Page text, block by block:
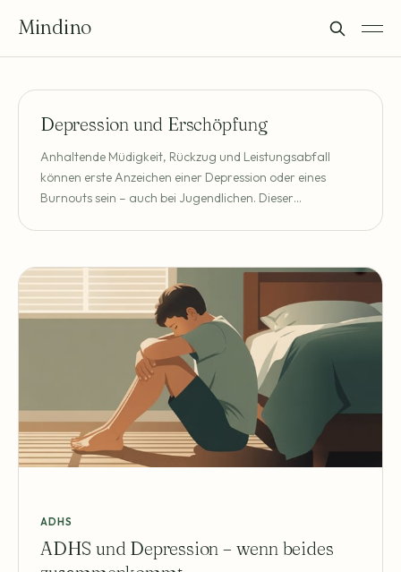
Mindino
Depression und Erschöpfung
Anhaltende Müdigkeit, Rückzug und Leistungsabfall
können erste Anzeichen einer Depression oder eines
Burnouts sein – auch bei Jugendlichen. Dieser
ebnen können.
ADHS
ADHS und Depression – wenn beides